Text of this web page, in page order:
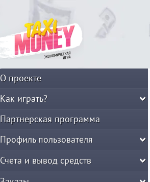
О проекте
Как играть?
Партнерская программа
Профиль пользователя
Счета и вывод средств